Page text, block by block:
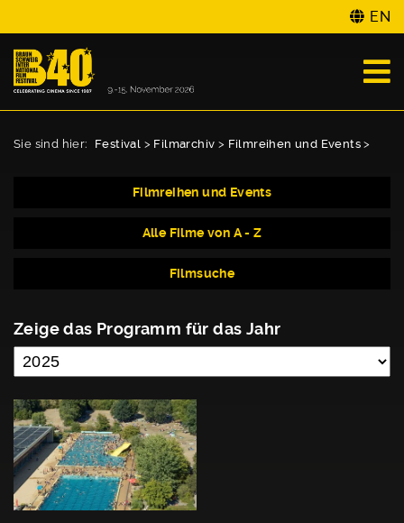
EN
Sie sind hier: Festival > Filmarchiv > Filmreihen und Events >
Filmreihen und Events
Alle Filme von A - Z
Filmsuche
Zeige das Programm für das Jahr